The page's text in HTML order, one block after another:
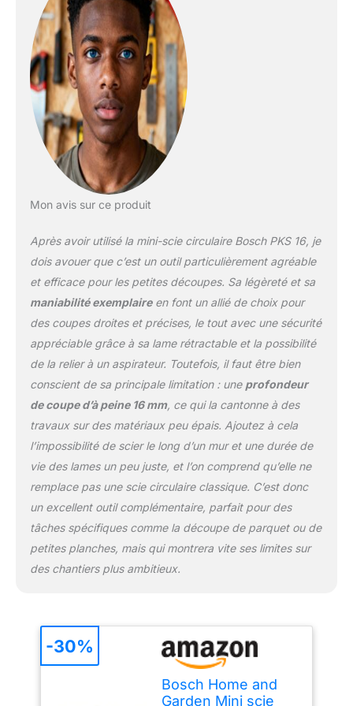
de scie abaissable
Travaillez sans poussière
grâce à l'adaptateur
d'aspirateur amovible
Livré avec : PKS 16, 1x
lame de scie de
précision, 1x lame de scie
spéciale, 1x lame de scie
diamantée céramique,
coffret
Mon avis sur ce produit
Après avoir utilisé la mini-scie circulaire Bosch PKS 16, je
dois avouer que c’est un outil particulièrement agréable
et efficace pour les petites découpes. Sa légèreté et sa
maniabilité exemplaireen font un allié de choix pour
des coupes droites et précises, le tout avec une sécurité
appréciable grâce à sa lame rétractable et la possibilité
de la relier à un aspirateur. Toutefois, il faut être bien
conscient de sa principale limitation : une profondeur
de coupe d’à peine 16 mm, ce qui la cantonne à des
travaux sur des matériaux peu épais. Ajoutez à cela
l’impossibilité de scier le long d’un mur et une durée de
vie des lames un peu juste, et l’on comprend qu’elle ne
remplace pas une scie circulaire classique. C’est donc
un excellent outil complémentaire, parfait pour des
tâches spécifiques comme la découpe de parquet ou de
petites planches, mais qui montrera vite ses limites sur
des chantiers plus ambitieux.
Bosch Home and
Garden Mini scie
-30%